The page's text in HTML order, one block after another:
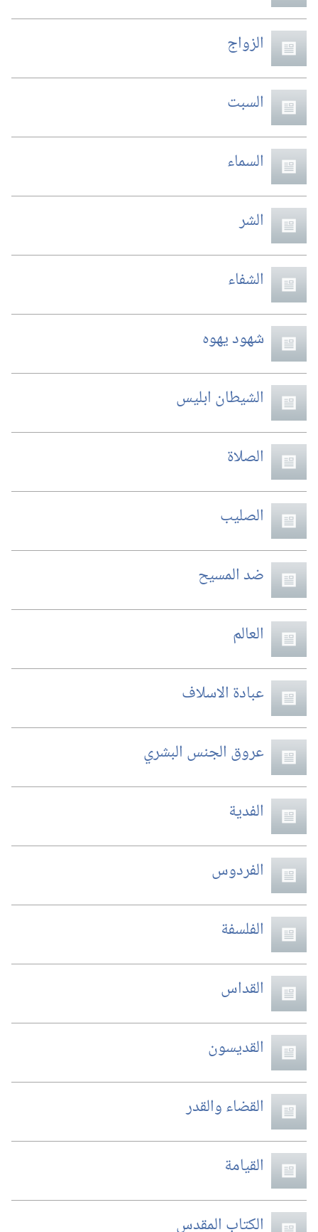
الزواج
السبت
السماء
الشر
الشفاء
شهود يهوه
الشيطان ابليس
الصلاة
الصليب
ضد المسيح
العالم
عبادة الاسلاف
عروق الجنس البشري
الفدية
الفردوس
الفلسفة
القداس
القديسون
القضاء والقدر
القيامة
الكتاب المقدس